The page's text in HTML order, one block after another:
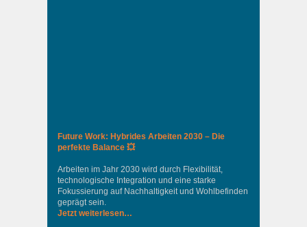
Future Work: Hybrides Arbeiten 2030 – Die
perfekte Balance 💥
Arbeiten im Jahr 2030 wird durch Flexibilität,
technologische Integration und eine starke
Fokussierung auf Nachhaltigkeit und Wohlbefinden
geprägt sein.
Jetzt weiterlesen…